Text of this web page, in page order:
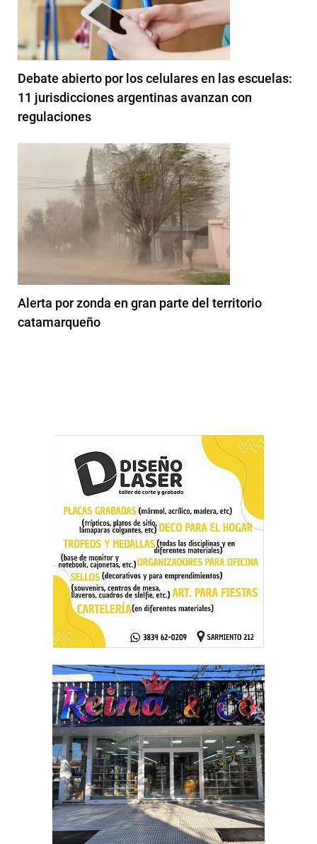
Debate abierto por los celulares en las escuelas:
11 jurisdicciones argentinas avanzan con
regulaciones
Alerta por zonda en gran parte del territorio
catamarqueño